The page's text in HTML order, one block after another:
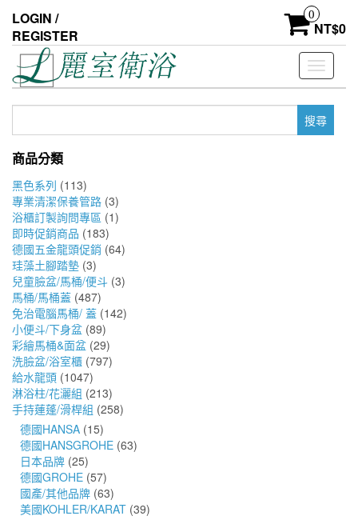
the
content
LOGIN /
REGISTER
0
NT$0
Toggle
鍵
商品分類
黑色系列 (113)
專業清潔保養管路 (3)
浴櫃訂製詢問專區 (1)
即時促銷商品 (183)
德國五金龍頭促銷 (64)
珪藻土腳踏墊 (3)
兒童臉盆/馬桶/便斗 (3)
馬桶/馬桶蓋 (487)
免治電腦馬桶/ 蓋 (142)
小便斗/下身盆 (89)
彩繪馬桶&面盆 (29)
洗臉盆/浴室櫃 (797)
給水龍頭 (1047)
淋浴柱/花灑組 (213)
手持蓮蓬/滑桿組 (258)
德國HANSA (15)
德國HANSGROHE (63)
日本品牌 (25)
德國GROHE (57)
國產/其他品牌 (63)
美國KOHLER/KARAT (39)